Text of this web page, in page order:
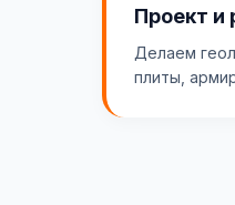
Проект и
Делаем
плиты,